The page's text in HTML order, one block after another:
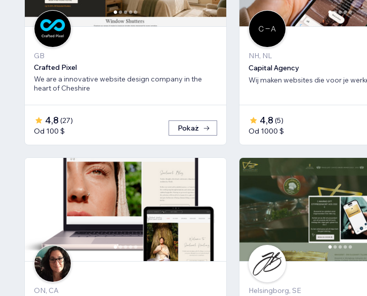
GB
Crafted Pixel
We are a innovative website design company in the
heart of Cheshire
4,8 (27)
Od 100 $
Pokaż
NH, NL
Capital Agency
Wij maken websites die voor je
4,8 (5)
Od 1000 $
ON, CA
Helsingborg, SE